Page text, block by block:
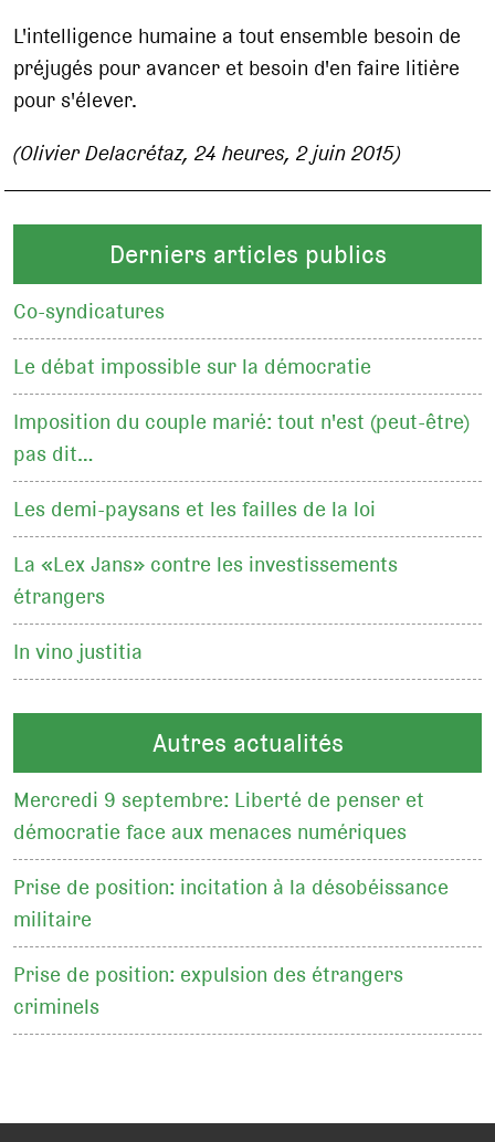
L'intelligence humaine a tout ensemble besoin de
préjugés pour avancer et besoin d'en faire litière
pour s'élever.
(Olivier Delacrétaz, 24 heures, 2 juin 2015)
Derniers articles publics
Co-syndicatures
Le débat impossible sur la démocratie
Imposition du couple marié: tout n'est (peut-être)
pas dit…
Les demi-paysans et les failles de la loi
La «Lex Jans» contre les investissements
étrangers
In vino justitia
Autres actualités
Mercredi 9 septembre: Liberté de penser et
démocratie face aux menaces numériques
Prise de position: incitation à la désobéissance
militaire
Prise de position: expulsion des étrangers
criminels